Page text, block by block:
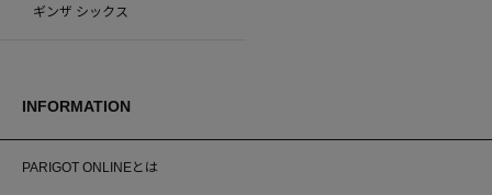
ギンザ シックス
INFORMATION
PARIGOT ONLINEとは